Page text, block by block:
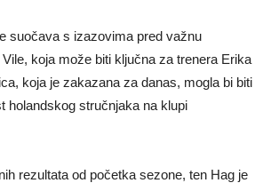
suočava s izazovima pred važnu
koja može biti ključna za trenera Erika
koja je zakazana za danas, mogla bi biti
holandskog stručnjaka na klupi
rezultata od početka sezone, ten Hag je